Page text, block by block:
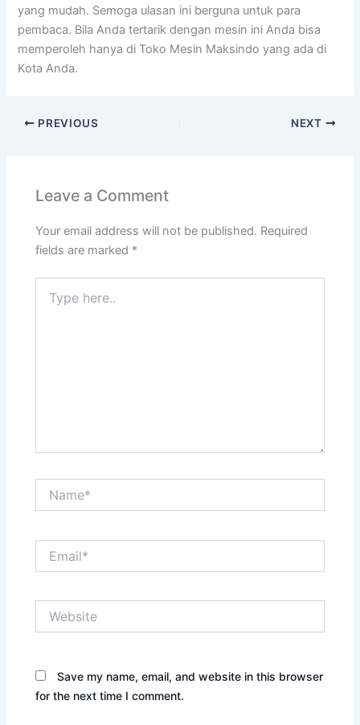
yang mudah. Semoga ulasan ini berguna untuk para
pembaca. Bila Anda tertarik dengan mesin ini Anda bisa
memperoleh hanya di Toko Mesin Maksindo yang ada di
Kota Anda.
PREVIOUS NEXT
Leave a Comment
Your email address will not be published. Required
fields are marked *
here..
Save my name, email, and website in this browser
for the next time I comment.